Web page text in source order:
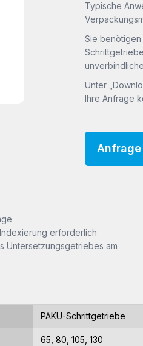
Typische
Sie benötigen
Unter
Ihre Anfrage
erforderlich
Untersetzungsgetriebes am
PAKU-Schrittgetriebe
65, 80, 105, 130